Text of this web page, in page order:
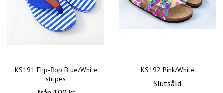
KS191 Flip-flop Blue/White
stripes
KS192 Pink/White
Slutsåld